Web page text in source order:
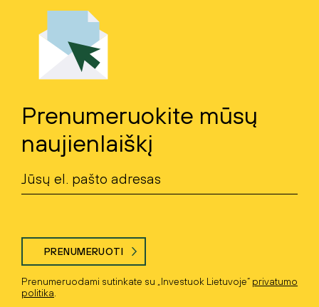
Prenumeruokite mūsų
naujienlaiškį
PRENUMERUOTI
Prenumeruodami sutinkate su „Investuok Lietuvoje“ privatumo
politika.